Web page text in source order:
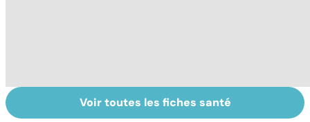
Tout savoir sur
Covid-19 : tout
Voir toutes les fiches santé